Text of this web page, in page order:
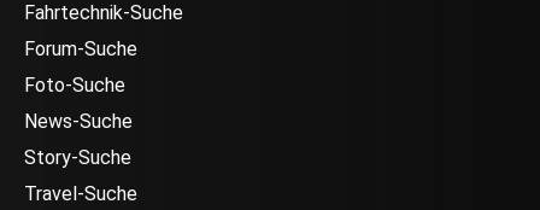
Fahrtechnik-Suche
Forum-Suche
Foto-Suche
News-Suche
Story-Suche
Travel-Suche